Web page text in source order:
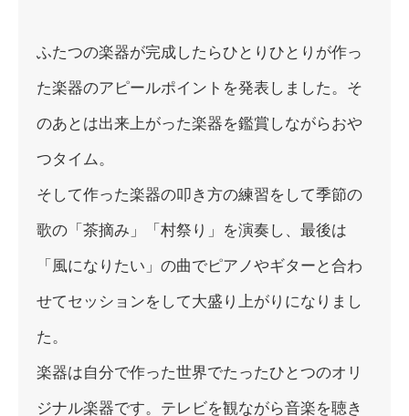
ふたつの楽器が完成したらひとりひとりが作っ
た楽器のアピールポイントを発表しました。 そ
のあとは出来上がった楽器を鑑賞しながらおや
つタイム。
そして作った楽器の叩き方の練習をして季節の
歌の「茶摘み」「 村祭り」を演奏し、最後は
「風になりたい」 の曲でピアノやギターと合わ
せてセッションをして大盛り上がりになりまし
た。
楽器は自分で作った世界でたったひとつのオリ
ジナル楽器です。 テレビを観ながら音楽を聴き